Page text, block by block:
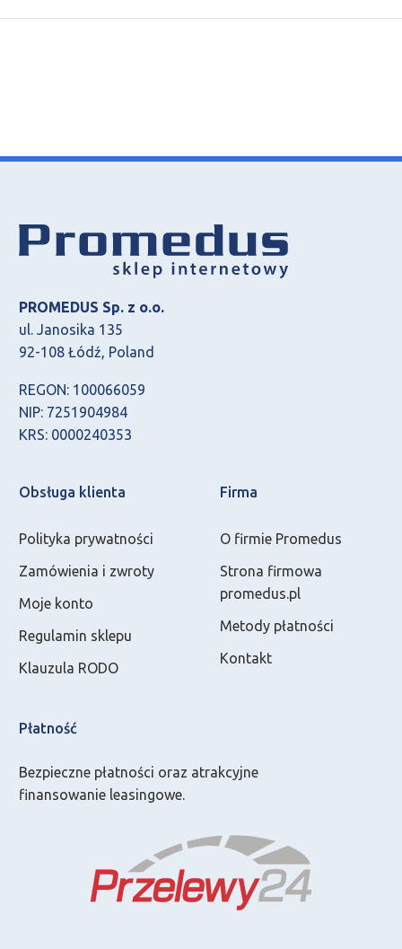
PROMEDUS Sp. z o.o.
ul. Janosika 135
92-108 Łódź, Poland
REGON: 100066059
NIP: 7251904984
KRS: 0000240353
Obsługa klienta
Polityka prywatności
Zamówienia i zwroty
Moje konto
Regulamin sklepu
Klauzula RODO
Firma
O firmie Promedus
Strona firmowa
promedus.pl
Metody płatności
Kontakt
Płatność
Bezpieczne płatności oraz atrakcyjne
finansowanie leasingowe.